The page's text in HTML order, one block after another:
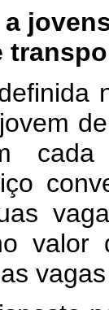
a
valor